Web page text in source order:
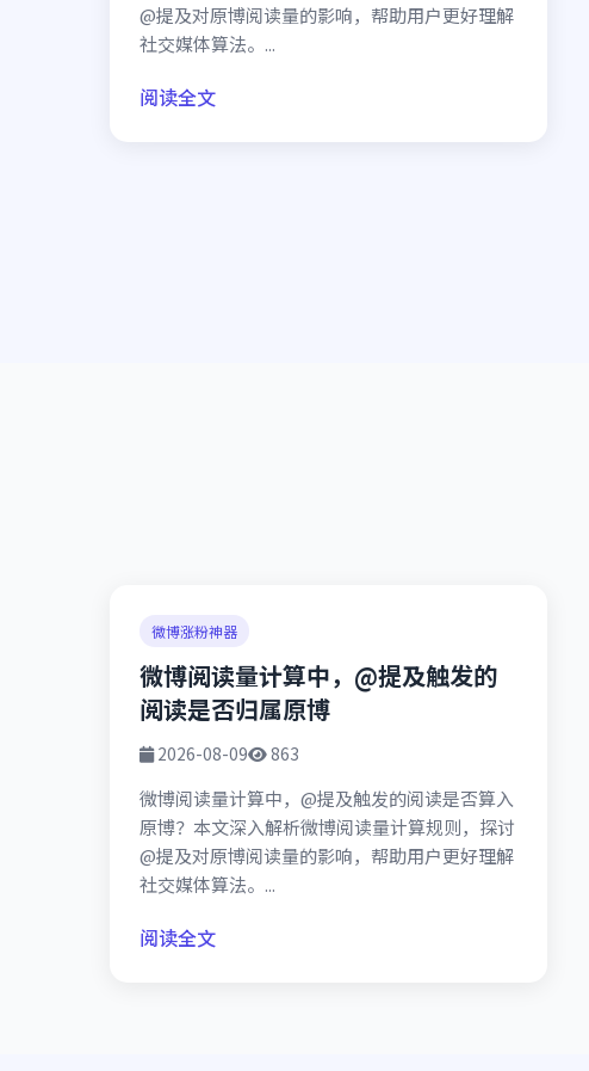
@提及对原博阅读量的影响，帮助用户更好理解
社交媒体算法。...
阅读全文
微博涨粉神器
微博阅读量计算中，@提及触发的
阅读是否归属原博
2026-08-09 863
微博阅读量计算中，@提及触发的阅读是否算入
原博？本文深入解析微博阅读量计算规则，探讨
@提及对原博阅读量的影响，帮助用户更好理解
社交媒体算法。...
阅读全文